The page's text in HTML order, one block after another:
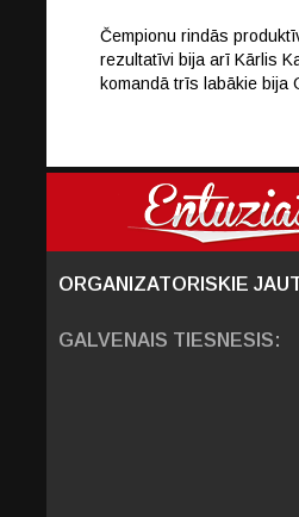
Čempionu rindās
rezultatīvi bija arī Kārlis
komandā trīs labākie bija
ORGANIZATORISKIE
GALVENAIS TIESNESIS: